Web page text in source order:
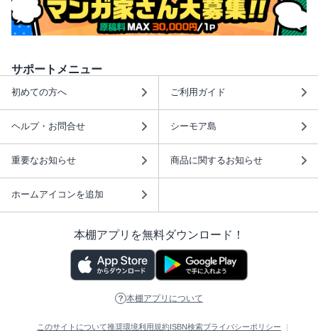
サポートメニュー
初めての方へ ご利用ガイド
ヘルプ・お問合せ シーモア島
重要なお知らせ 商品に関するお知らせ
ホームアイコンを追加
本棚アプリを無料ダウンロード！
本棚アプリについて
このサイトについて推奨環境利用規約 ISBN検索プライバシーポリシー